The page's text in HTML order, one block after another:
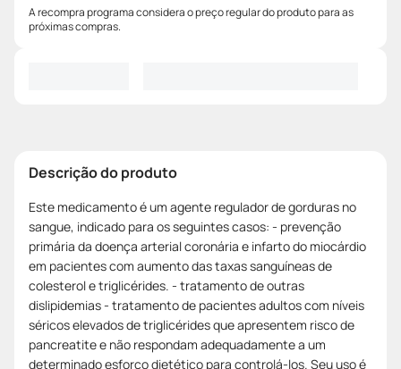
A recompra programa considera o preço regular do produto para as
próximas compras.
Descrição do produto
Este medicamento é um agente regulador de gorduras no
sangue, indicado para os seguintes casos: - prevenção
primária da doença arterial coronária e infarto do miocárdio
em pacientes com aumento das taxas sanguíneas de
colesterol e triglicérides. - tratamento de outras
dislipidemias - tratamento de pacientes adultos com níveis
séricos elevados de triglicérides que apresentem risco de
pancreatite e não respondam adequadamente a um
determinado esforço dietético para controlá-los. Seu uso é